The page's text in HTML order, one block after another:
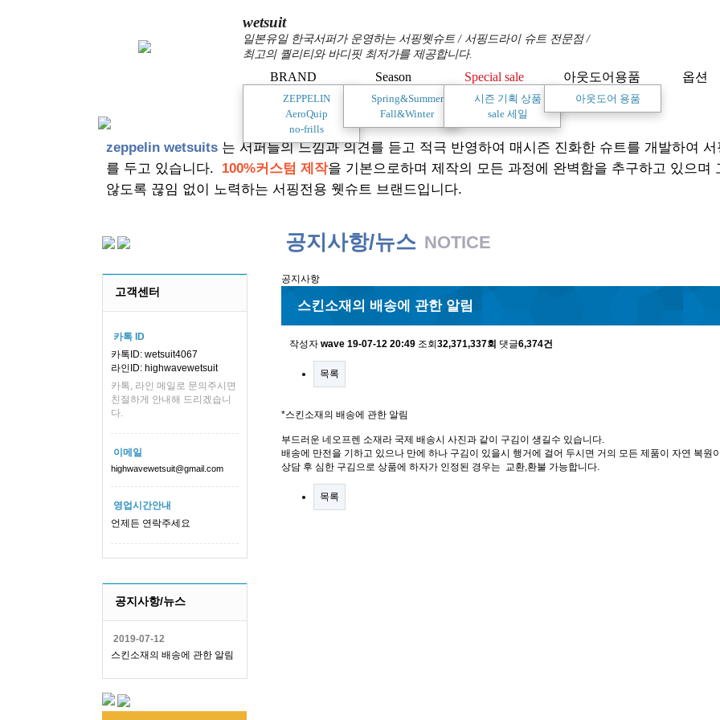
wetsuit
일본유일 한국서퍼가 운영하는 서핑웻슈트 / 서핑드라이 슈트 전문점 /
최고의 퀄리티와 바디핏 최저가를 제공합니다.
+
BRAND
ZEPPELIN
AeroQuip
no-frills
+
Season
Spring&Summer
Fall&Winter
+
Special sale
시즌 기획 상품
sale 세일
+
아웃도어용품
아웃도어 용품
옵션
+
+
zeppelin wetsuits 는 서퍼들의 느낌과 의견를 듣고 적극 반영하여 매시즌 진화한 슈트를 개발하여
를 두고 있습니다. 100%커스텀 제작을 기본으로하며 제작의 모든 과정에 완벽함을 추구하고 있으며
않도록 끊임 없이 노력하는 서핑전용 웻슈트 브랜드입니다.
고객센터
카톡 ID
카톡ID: wetsuit4067
라인ID: highwavewetsuit
카톡, 라인 메일로 문의주시면
친절하게 안내해 드리겠습니
다.
이메일
highwavewetsuit@gmail.com
영업시간안내
언제든 연락주세요
공지사항/뉴스
2019-07-12
스킨소재의 배송에 관한 알림
공지사항/뉴스 NOTICE
공지사항
스킨소재의 배송에 관한 알림
작성자 wave 19-07-12 20:49 조회 32,371,337회 댓글6,374건
목록
*스킨소재의 배송에 관한 알림
부드러운 네오프렌 소재라 국제 배송시 사진과 같이 구김이 생길수 있습니다.
배송에 만전을 기하고 있으나 만에 하나 구김이 있을시 행거에 걸어 두시면 거의 모든 제품이 자연 복원
상담 후 심한 구김으로 상품에 하자가 인정된 경우는 교환,환불 가능합니다.
목록